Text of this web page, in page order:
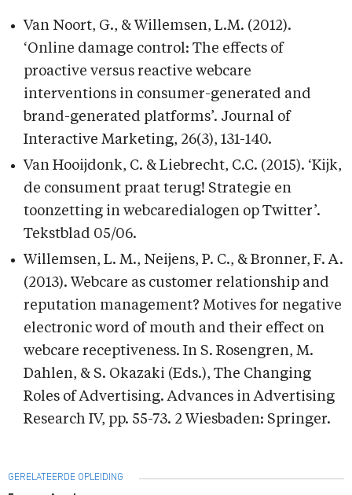
Van Noort, G., & Willemsen, L.M. (2012).
‘Online damage control: The effects of
proactive versus reactive webcare
interventions in consumer-generated and
brand-generated platforms’. Journal of
Interactive Marketing, 26(3), 131-140.
Van Hooijdonk, C. & Liebrecht, C.C. (2015). ‘Kijk,
de consument praat terug! Strategie en
toonzetting in webcaredialogen op Twitter’.
Tekstblad 05/06.
Willemsen, L. M., Neijens, P. C., & Bronner, F. A.
(2013). Webcare as customer relationship and
reputation management? Motives for negative
electronic word of mouth and their effect on
webcare receptiveness. In S. Rosengren, M.
Dahlen, & S. Okazaki (Eds.), The Changing
Roles of Advertising. Advances in Advertising
Research IV, pp. 55-73. 2 Wiesbaden: Springer.
GERELATEERDE OPLEIDING